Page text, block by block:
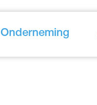
Onderneming